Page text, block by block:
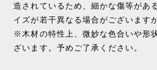
造されているため、細かな傷等があ
イズが若干異なる場合がございます
※木材の特性上、微妙な色合いや形
ざいます。予めご了承ください。